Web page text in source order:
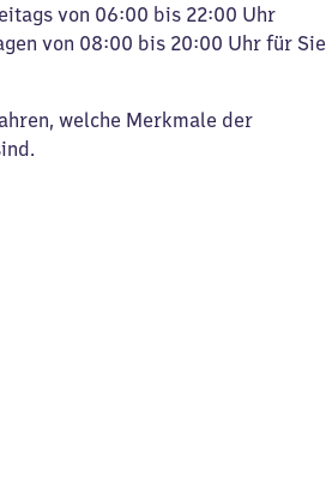
von 06:00 bis 22:00 Uhr
von 08:00 bis 20:00 Uhr für Sie
welche Merkmale der